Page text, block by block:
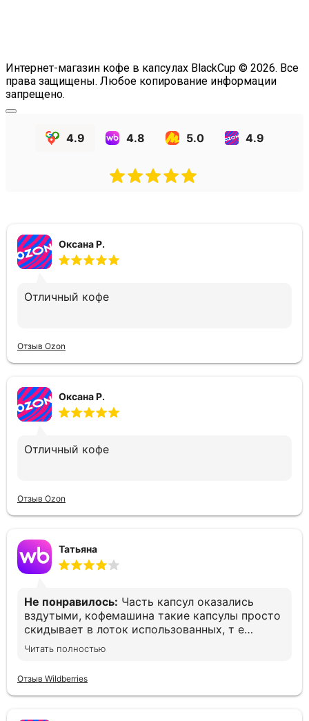
Интернет-магазин кофе в капсулах BlackCup © 2026. Все
права защищены. Любое копирование информации
запрещено.
4.9 4.8 5.0 4.9
Оксана Р.
Отличный кофе
Отзыв Ozon
Оксана Р.
Отличный кофе
Отзыв Ozon
Татьяна
Не понравилось: Часть капсул оказались
вздутыми, кофемашина такие капсулы просто
скидывает в лоток использованных, т е
остаёшься без кофе. Печально(
Читать полностью
Отзыв Wildberries